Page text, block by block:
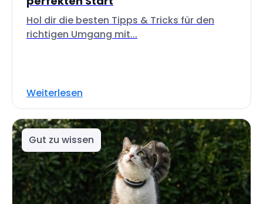
Hol dir die besten Tipps & Tricks für den
richtigen Umgang mit...
Weiterlesen
Gut zu wissen